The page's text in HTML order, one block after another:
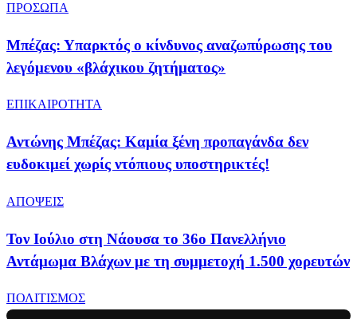
ΠΡΟΣΩΠΑ
Μπέζας: Υπαρκτός ο κίνδυνος αναζωπύρωσης του
λεγόμενου «βλάχικου ζητήματος»
ΕΠΙΚΑΙΡΟΤΗΤΑ
Αντώνης Μπέζας: Καμία ξένη προπαγάνδα δεν
ευδοκιμεί χωρίς ντόπιους υποστηρικτές!
ΑΠΟΨΕΙΣ
Τον Ιούλιο στη Νάουσα το 36ο Πανελλήνιο
Αντάμωμα Βλάχων με τη συμμετοχή 1.500 χορευτών
ΠΟΛΙΤΙΣΜΟΣ